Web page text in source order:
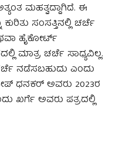
ಮಹತ್ವದ್ದಾಗಿದೆ. ಈ
ಸಂಸತ್ತಿನಲ್ಲಿ ಚರ್ಚೆ
ಹೈಕೋರ್ಟ್‌
ಮಾತ್ರ ಚರ್ಚೆ ಸಾಧ್ಯವಿಲ್ಲ.
ನಡೆಸಬಹುದು ಎಂದು
ಧನಕರ್‌ ಅವರು 2023ರ
ಖರ್ಗೆ ಅವರು ‍ಪತ್ರದಲ್ಲಿ